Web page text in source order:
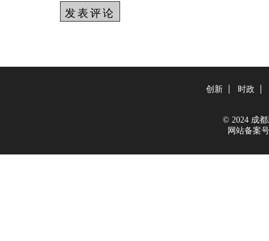
创新 时政
© 2024 成都
网站备案